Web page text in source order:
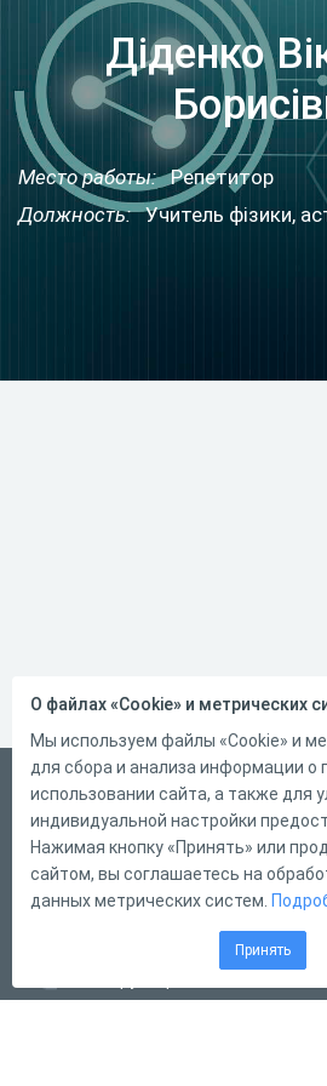
Діденко
Место работы: Репетитор
Должность: Учитель фізики,
Справка
Форма обратной связи
Контакты
О файлах «Cookie» и метрических
Мы используем файлы «Cookie» и
для сбора и анализа информации о
использовании сайта, а также для
индивидуальной настройки
Нажимая кнопку «Принять» или
сайтом, вы соглашаетесь на
данных метрических систем.
Принять